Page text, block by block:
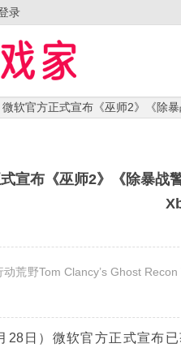
录
微软官方正式宣布《巫师2》《除
宣布《巫师2》《除暴战
动荒野Tom Clancy’s Ghost
28日）微软官方正式宣布